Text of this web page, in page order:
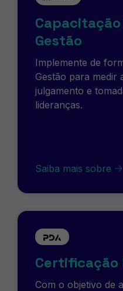
Gestão
Implemente de
Gestão para medir
julgamento e
lideranças.
Saiba mais sobre
Certificação
Com o objetivo de